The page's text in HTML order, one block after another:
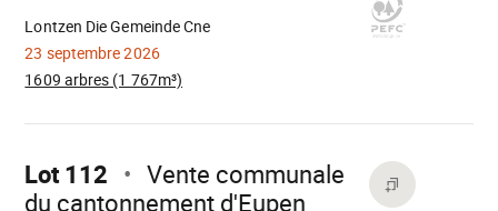
23 septembre 2026
Lontzen Die Gemeinde Cne
1609 arbres (1 767m³)
Aller
Lot 112
Vente communale
du cantonnement d'Eupen
Chargement